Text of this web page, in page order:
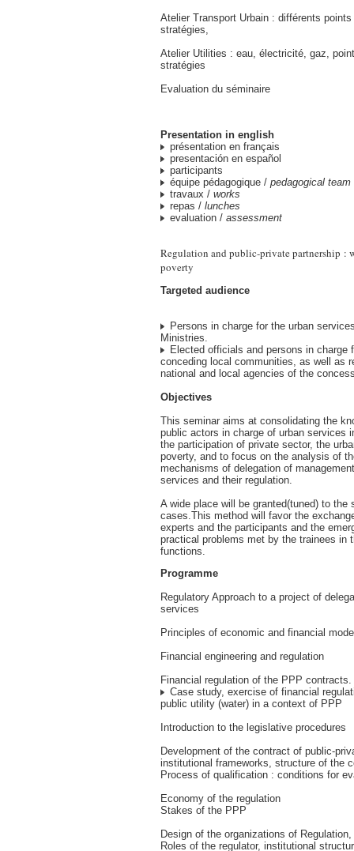
Atelier Transport Urbain : différents
stratégies,
Atelier Utilities : eau, électricité, gaz,
stratégies
Evaluation du séminaire
Presentation in english
présentation en français
presentación en español
participants
équipe pédagogique / pedagogical team
travaux / works
repas / lunches
evaluation / assessment
Regulation and public-private partnership :
poverty
Targeted audience
Persons in charge for the urban
Ministries.
Elected officials and persons in charge
conceding local communities, as well as
national and local agencies of the
Objectives
This seminar aims at consolidating the
public actors in charge of urban services
the participation of private sector, the
poverty, and to focus on the analysis of
mechanisms of delegation of
services and their regulation.
A wide place will be granted(tuned) to the
cases.This method will favor the
experts and the participants and the
practical problems met by the trainees in
functions.
Programme
Regulatory Approach to a project of
services
Principles of economic and financial
Financial engineering and regulation
Financial regulation of the PPP contracts.
Case study, exercise of financial
public utility (water) in a context of PPP
Introduction to the legislative procedures
Development of the contract of public-
institutional frameworks, structure of the
Process of qualification : conditions for
Economy of the regulation
Stakes of the PPP
Design of the organizations of Regulation,
Roles of the regulator, institutional